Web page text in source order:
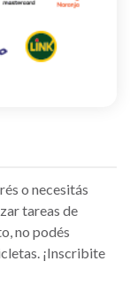
o necesitás
tareas de
no podés
¡Inscribite